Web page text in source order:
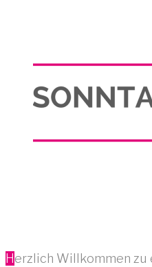
Herzlich Willkommen zu einer erneuten Ausgabe